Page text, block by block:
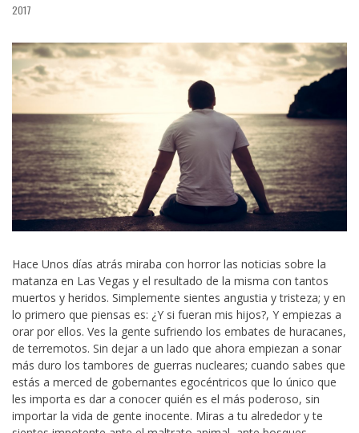
2017
Hace Unos días atrás miraba con horror las noticias sobre la
matanza en Las Vegas y el resultado de la misma con tantos
muertos y heridos. Simplemente sientes angustia y tristeza; y en
lo primero que piensas es: ¿Y si fueran mis hijos?, Y empiezas a
orar por ellos. Ves la gente sufriendo los embates de huracanes,
de terremotos. Sin dejar a un lado que ahora empiezan a sonar
más duro los tambores de guerras nucleares; cuando sabes que
estás a merced de gobernantes egocéntricos que lo único que
les importa es dar a conocer quién es el más poderoso, sin
importar la vida de gente inocente. Miras a tu alrededor y te